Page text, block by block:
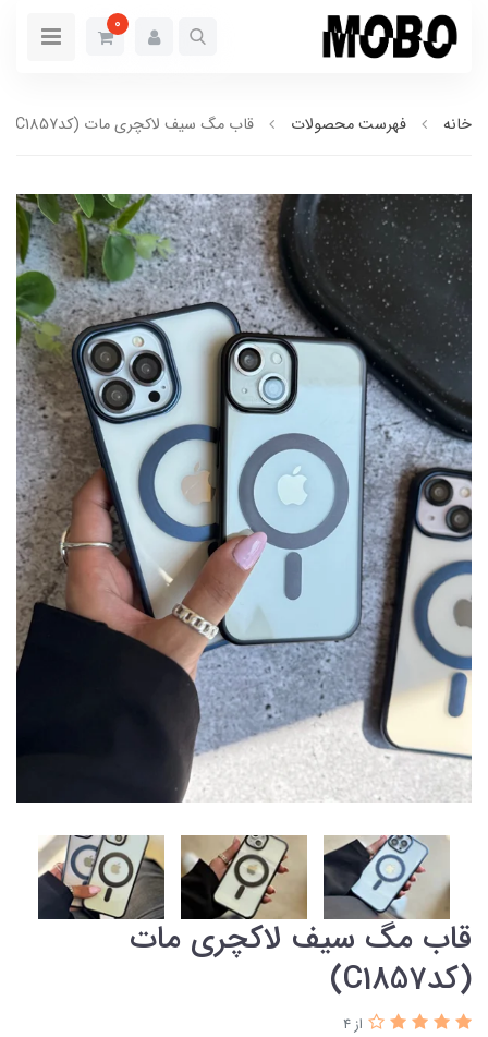
0
خانه فهرست محصولات قاب مگ سیف لاکچری مات (کدC1857)
قاب مگ سیف لاکچری مات
(کدC1857)
از 4